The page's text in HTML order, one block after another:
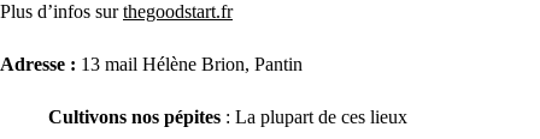
Plus d’infos surthegoodstart.fr
Adresse : 13 mail Hélène Brion, Pantin
Cultivons nos pépites : La plupart de ces lieux